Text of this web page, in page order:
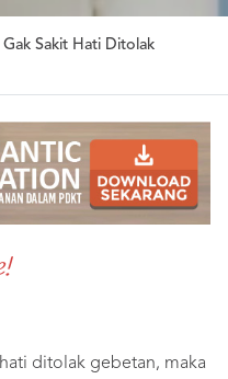
Sakit Hati Ditolak
ditolak gebetan, maka